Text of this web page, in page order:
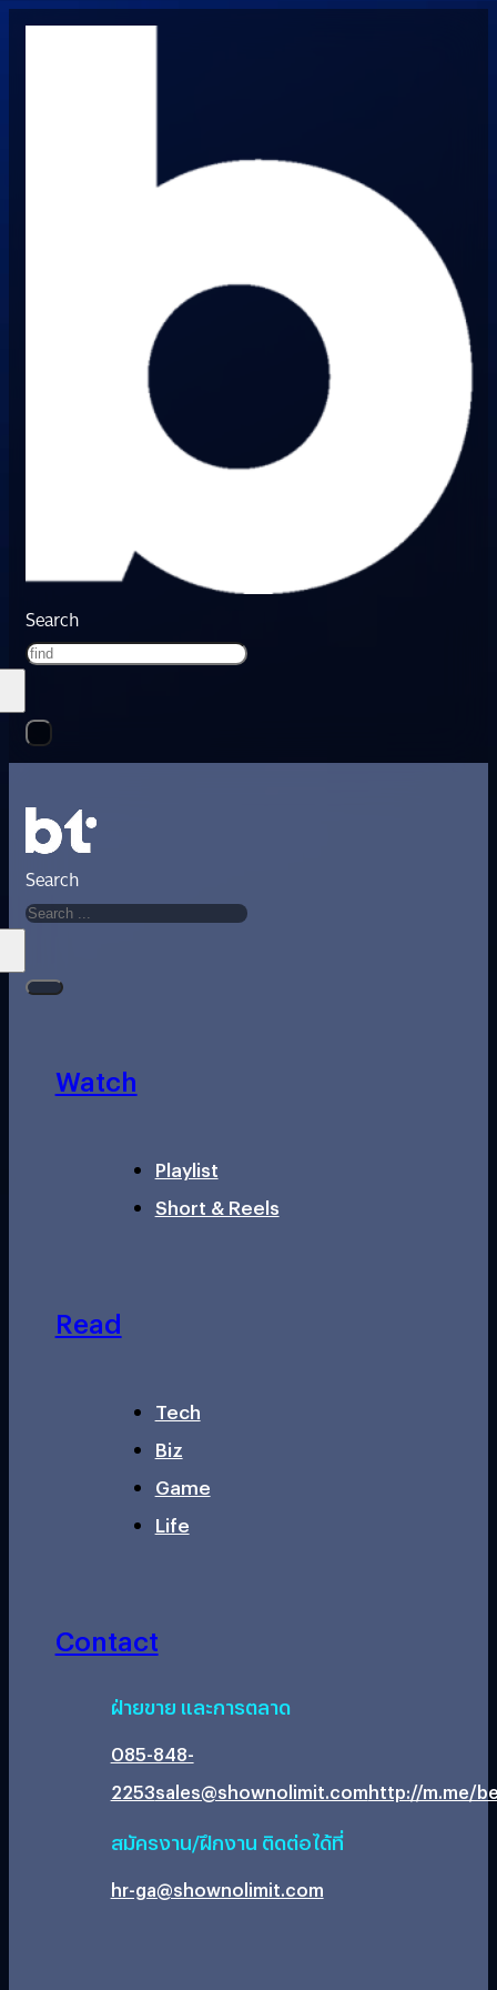
Search
Search
Watch
Playlist
Short & Reels
Read
Tech
Biz
Game
Life
Contact
ฝ่ายขาย และการตลาด
085-848-
2253sales@shownolimit.comhttp://m.me/
สมัครงาน/ฝึกงาน ติดต่อได้ที่
hr-ga@shownolimit.com